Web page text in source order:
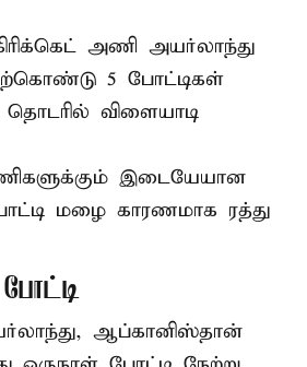
அணி அயர்லாந்து
5 போட்டிகள்
விளையாடி
இடையேயான
மழை காரணமாக ரத்து
ஆப்கானிஸ்தான்